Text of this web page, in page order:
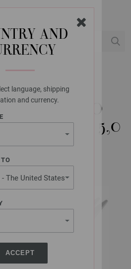
AND
language, shipping
and currency.
- The United States
ACCEPT
GROSSA
IGALA VARIO
ČELIK ST. 5,0